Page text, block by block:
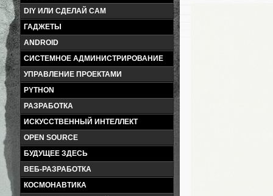
DIY ИЛИ СДЕЛАЙ САМ
ГАДЖЕТЫ
ANDROID
СИСТЕМНОЕ АДМИНИСТРИРОВАНИЕ
УПРАВЛЕНИЕ ПРОЕКТАМИ
PYTHON
РАЗРАБОТКА
ИСКУССТВЕННЫЙ ИНТЕЛЛЕКТ
OPEN SOURCE
БУДУЩЕЕ ЗДЕСЬ
ВЕБ-РАЗРАБОТКА
КОСМОНАВТИКА